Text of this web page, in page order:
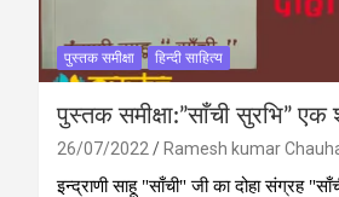
पुस्‍तक समीक्षा हिन्दी साहित्य
पुस्तक समीक्षा:”साँची सुरभि”
26/07/2022
Ramesh kumar
इन्द्राणी साहू "साँची" जी का दोहा संग्रह